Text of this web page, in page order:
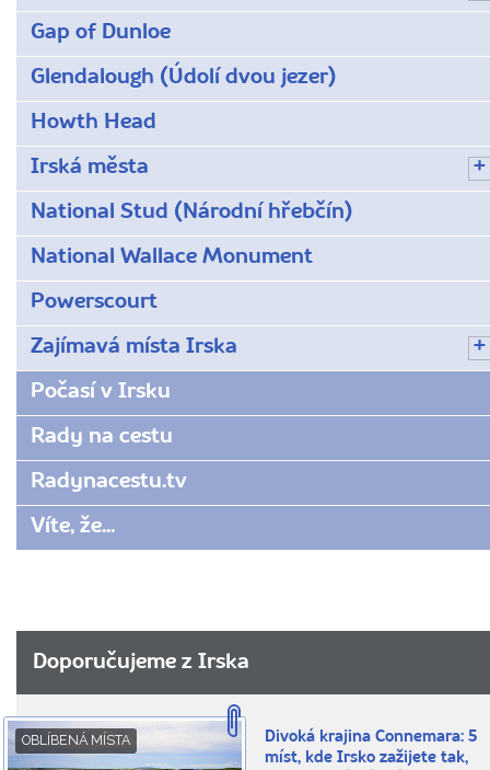
Gap of Dunloe
Glendalough (Údolí dvou jezer)
Howth Head
Irská města
National Stud (Národní hřebčín)
National Wallace Monument
Powerscourt
Zajímavá místa Irska
Počasí v Irsku
Rady na cestu
Radynacestu.tv
Víte, že...
Doporučujeme z Irska
OBLÍBENÁ MÍSTA
Divoká krajina Connemara: 5
míst, kde Irsko zažijete tak,